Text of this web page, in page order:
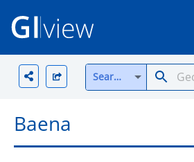
Search all
Baena